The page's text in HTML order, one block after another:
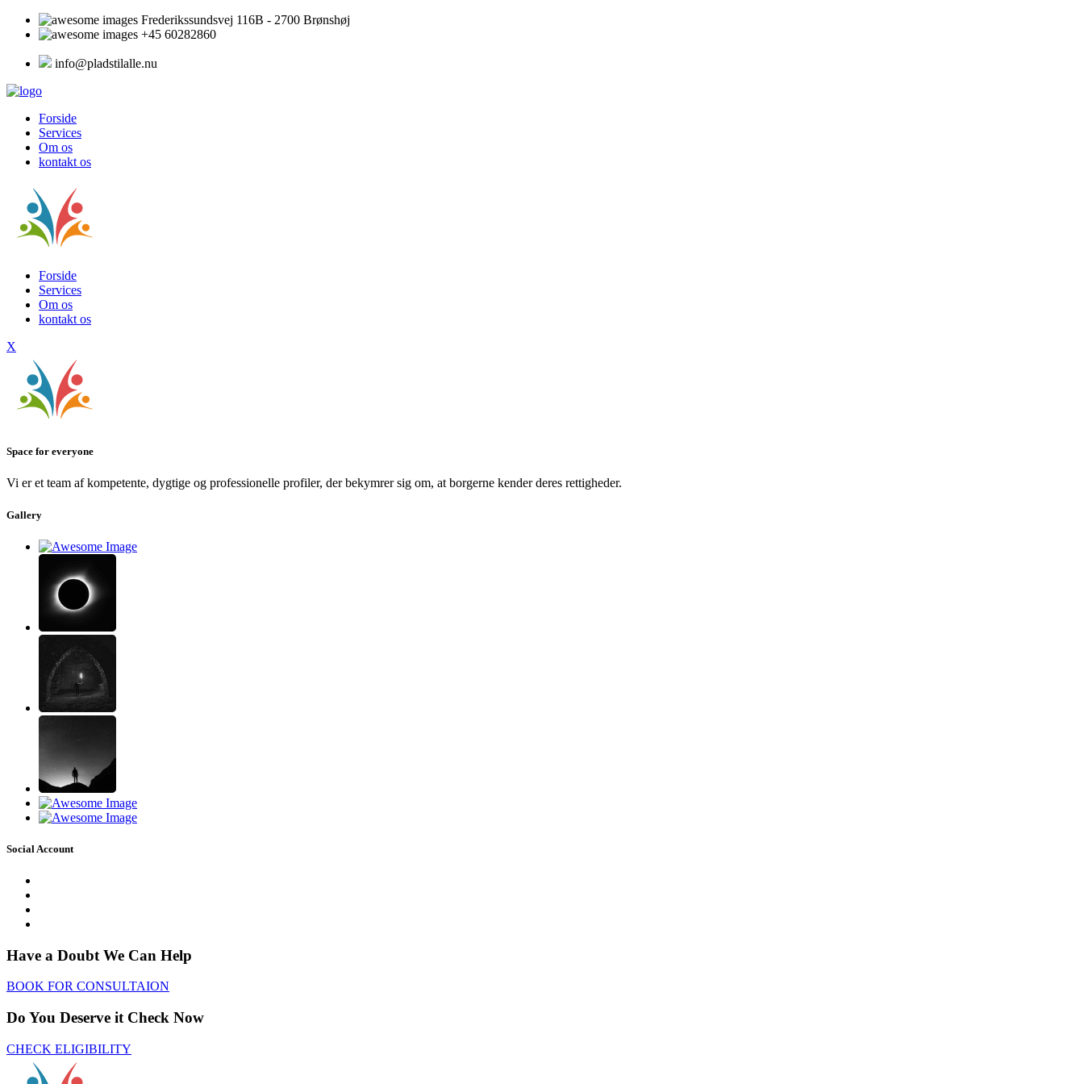
Frederikssundsvej 116B - 2700 Brønshøj
+45 60282860
info@pladstilalle.nu
Forside
Services
Om os
kontakt os
Forside
Services
Om os
kontakt os
X
Space for everyone
Vi er et team af kompetente, dygtige og professionelle profiler, der bekymrer sig om, at borgerne kender deres rettigheder.
Gallery
Social Account
Have a Doubt We Can Help
BOOK FOR CONSULTAION
Do You Deserve it Check Now
CHECK ELIGIBILITY